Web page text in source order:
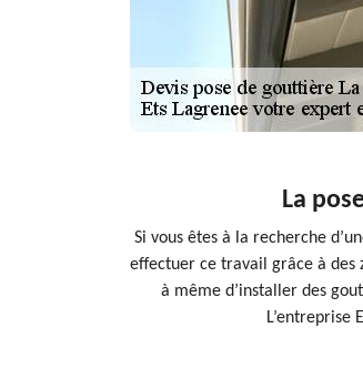
La
Si vous êtes à la recherche
effectuer ce travail grâce à des
à même d’installer des